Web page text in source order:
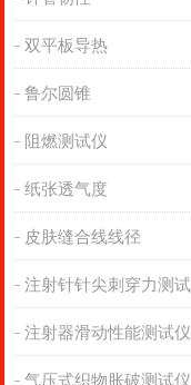
双平板导热
鲁尔圆锥
阻燃测试仪
纸张透气度
皮肤缝合线线径
注射针针尖刺穿力测试
注射器滑动性能测试仪
气压式织物胀破测试仪